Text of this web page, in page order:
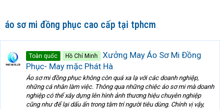
áo sơ mi đồng phục cao cấp tại tphcm
Toàn quốc Hồ Chí Minh
Xưởng May Áo Sơ Mi Đồng
Phục- May mặc Phát Hà
Áo sơ mi đồng phục không còn quá xa lạ với các doanh nghiệp,
những cá nhân làm việc. Thông qua những chiệc áo sơ mi mà doanh
nghiệp có thể xây dựng lên hình ảnh thương hiệu chuyên nghiệp
cũng như để lại dấu ấn trong tâm trí người tiêu dùng. Chính vị vậy,